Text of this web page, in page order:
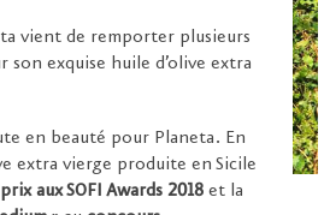
vient de remporter plusieurs
son exquise huile d’olive extra
en beauté pour Planeta. En
extra vierge produite en Sicile
aux SOFI Awards 2018 et la